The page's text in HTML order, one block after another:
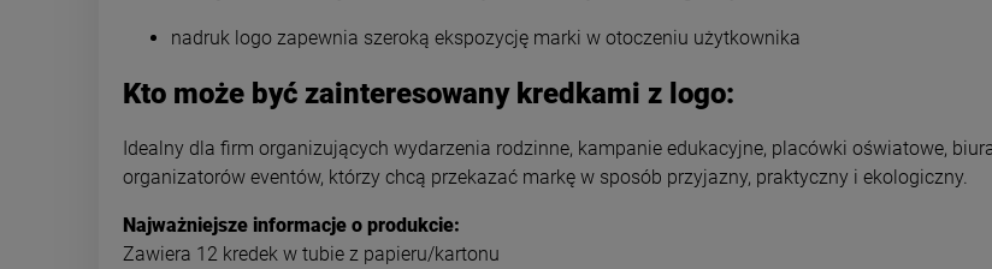
nadruk logo zapewnia szeroką ekspozycję marki w otoczeniu użytkownika
Kto może być zainteresowany kredkami z logo:
Idealny dla firm organizujących wydarzenia rodzinne, kampanie edukacyjne, placówki oświatowe,
organizatorów eventów, którzy chcą przekazać markę w sposób przyjazny, praktyczny i ekologiczny.
Najważniejsze informacje o produkcie:
Zawiera 12 kredek w tubie z papieru/kartonu